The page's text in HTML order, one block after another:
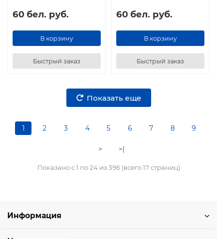
60 бел. руб.
В корзину
Быстрый заказ
60 бел. руб.
В корзину
Быстрый заказ
Показать еще
1 2 3 4 5 6 7 8 9
> >|
Показано с 1 по 24 из 396 (всего 17 страниц)
Информация